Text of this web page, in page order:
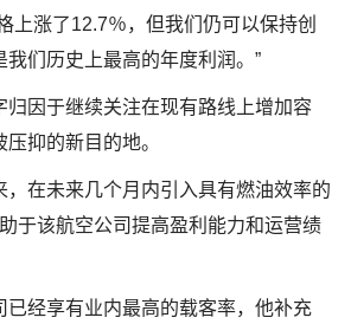
上涨了12.7％，但我们仍可以保持创
们历史上最高的年度利润。”
归因于继续关注在现有路线上增加容
抑的新目的地。
，在未来几个月内引入具有燃油效率的
于该航空公司提高盈利能力和运营绩
已经享有业内最高的载客率，他补充